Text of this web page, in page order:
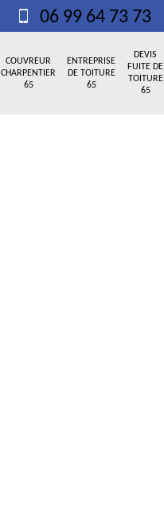
06 99 64 73 73
COUVREUR
CHARPENTIER
65
ENTREPRISE
DE TOITURE
65
DEVIS
FUITE DE
TOITURE
65